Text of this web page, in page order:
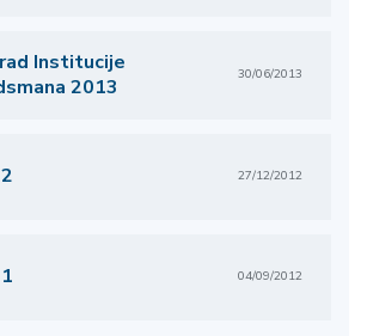
Institucije
2013
30/06/2013
27/12/2012
04/09/2012